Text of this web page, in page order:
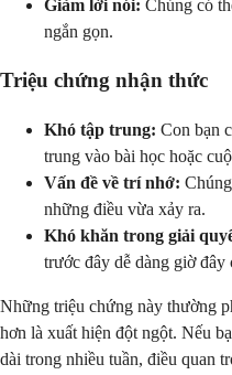
Giảm lời nói: Chúng có
ngắn gọn.
Triệu chứng nhận thức
Khó tập trung: Con bạn
trung vào bài học hoặc
Vấn đề về trí nhớ:
những điều vừa xảy ra.
Khó khăn trong giải
trước đây dễ dàng giờ đây
Những triệu chứng này thường
hơn là xuất hiện đột ngột. Nếu
dài trong nhiều tuần, điều quan